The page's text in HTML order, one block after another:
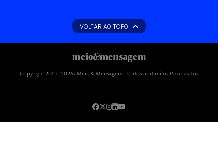
VOLTAR AO TOPO
Copyright 2010 - 2026 • Meio & Mensagem - Todos os direitos Reservados